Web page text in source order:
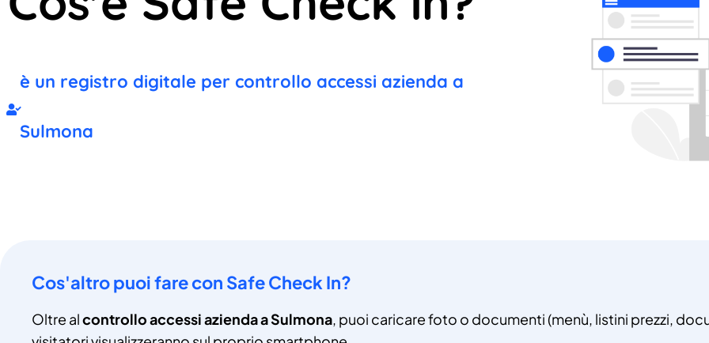
è un registro digitale per controllo accessi azienda a
Sulmona
Cos'altro puoi fare con Safe Check In?
Oltre alcontrollo accessi azienda a Sulmona, puoi caricare foto o documenti (menù, listini prezzi,